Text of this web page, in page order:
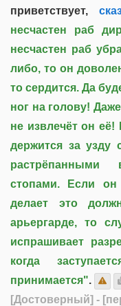
приветствует,
несчастен раб
несчастен раб
либо, то он
то сердится. Да
ног на голову!
не извлечёт он её!
держится за узду
стопами. Если он
делает это
арьергарде, то
испрашивает
когда
принимается".
[Достоверный] -